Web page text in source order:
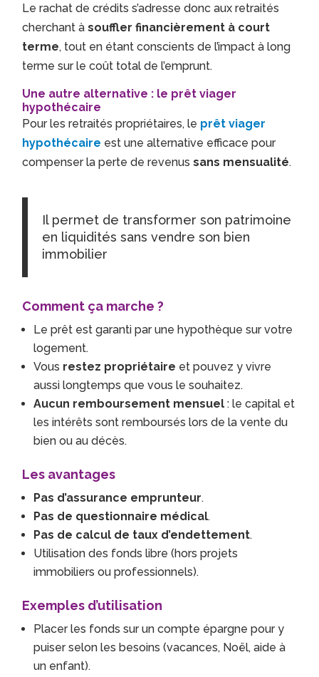
Le rachat de crédits s’adresse donc aux retraités
cherchant àsouffler financièrement à court
terme, tout en étant conscients de l’impact à long
terme sur le coût total de l’emprunt.
Une autre alternative : le prêt viager
hypothécaire
Pour les retraités propriétaires, le prêt viager
hypothécaire est une alternative efficace pour
compenser la perte de revenussans mensualité.
Il permet de transformer son patrimoine
en liquidités sans vendre son bien
immobilier
Comment ça marche ?
Le prêt est garanti par une hypothèque sur votre
logement.
Vous restez propriétaire et pouvez y vivre
aussi longtemps que vous le souhaitez.
Aucun remboursement mensuel : le capital et
les intérêts sont remboursés lors de la vente du
bien ou au décès.
Les avantages
Pas d’assurance emprunteur.
Pas de questionnaire médical.
Pas de calcul de taux d’endettement.
Utilisation des fonds libre (hors projets
immobiliers ou professionnels).
Exemples d’utilisation
Placer les fonds sur un compte épargne pour y
puiser selon les besoins (vacances, Noël, aide à
un enfant).